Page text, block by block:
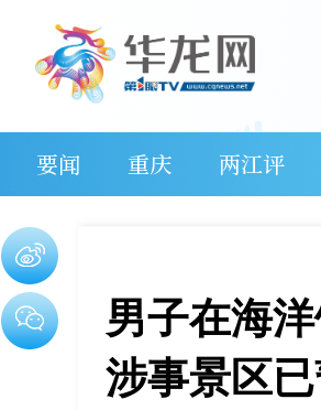
要闻 重庆 两江评
男子在海
涉事景区